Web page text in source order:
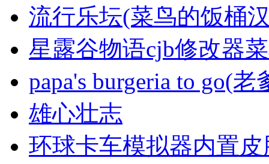
流行乐坛(菜鸟的饭桶
星露谷物语cjb修改器
papa's burgeria to go(
雄心壮志
环球卡车模拟器内置皮